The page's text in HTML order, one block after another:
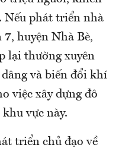
Nếu phát triển nhà
huyện Nhà Bè,
lại thường xuyên
và biến đổi khí
việc xây dựng đô
vực này.
triển chủ đạo về